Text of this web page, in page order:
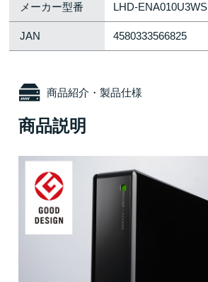
メーカー型番 LHD-ENA010U3WS
JAN 4580333566825
商品紹介・製品仕様
商品説明